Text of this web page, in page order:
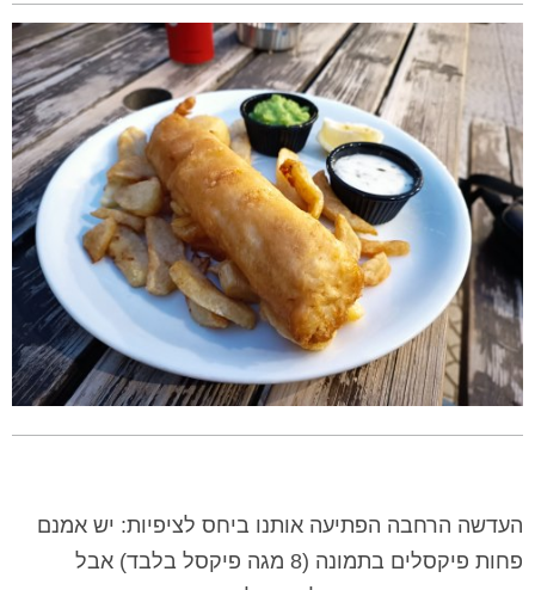
העדשה הרחבה הפתיעה אותנו ביחס לציפיות: יש אמנם
פחות פיקסלים בתמונה (8 מגה פיקסל בלבד) אבל
הצבעים של העדשה הרחבה קרובים מאוד לאלו של
העדשה הראשית, שזה נהדר.